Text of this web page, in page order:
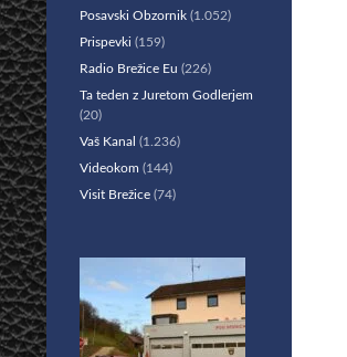
Posavski Obzornik (1.052)
Prispevki (159)
Radio Brežice Eu (226)
Ta teden z Juretom Godlerjem
(20)
Vaš Kanal (1.236)
Videokom (144)
Visit Brežice (74)